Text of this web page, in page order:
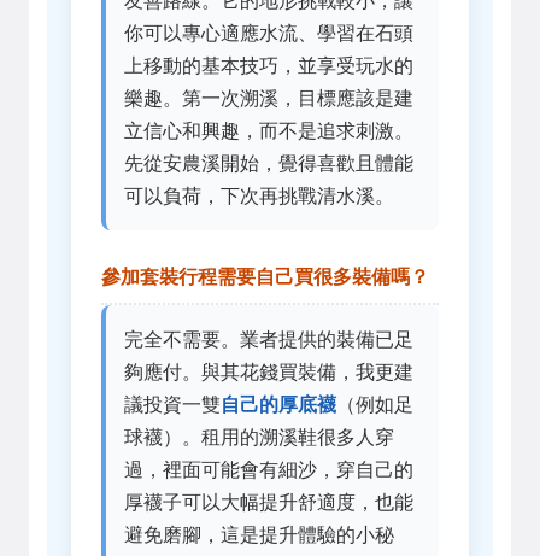
你可以專心適應水流、學習在石頭
上移動的基本技巧，並享受玩水的
樂趣。第一次溯溪，目標應該是建
立信心和興趣，而不是追求刺激。
先從安農溪開始，覺得喜歡且體能
可以負荷，下次再挑戰清水溪。
參加套裝行程需要自己買很多裝備嗎？
完全不需要。業者提供的裝備已足
夠應付。與其花錢買裝備，我更建
議投資一雙自己的厚底襪 （例如足
球襪）。租用的溯溪鞋很多人穿
過，裡面可能會有細沙，穿自己的
厚襪子可以大幅提升舒適度，也能
避免磨腳，這是提升體驗的小秘